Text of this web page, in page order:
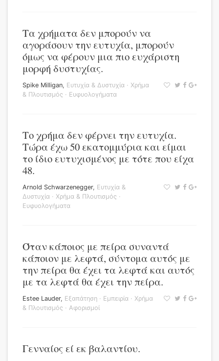
Τα χρήματα δεν μπορούν να
αγοράσουν την ευτυχία, μπορούν
όμως να φέρουν μια πιο ευχάριστη
μορφή δυστυχίας.
Spike Milligan, Ευτυχία & Δυστυχία · Χρήμα
& Πλουτισμός · Ευφυολογήματα
Το χρήμα δεν φέρνει την ευτυχία.
Τώρα έχω 50 εκατομμύρια και είμαι
το ίδιο ευτυχισμένος με τότε που είχα
48.
Arnold Schwarzenegger, Ευτυχία &
Δυστυχία · Χρήμα & Πλουτισμός ·
Ευφυολογήματα
Όταν κάποιος με πείρα συναντά
κάποιον με λεφτά, σύντομα αυτός με
την πείρα θα έχει τα λεφτά και αυτός
με τα λεφτά θα έχει την πείρα.
Estee Lauder, Εξαπάτηση · Εμπειρία · Χρήμα
& Πλουτισμός · Αφορισμοί
Γενναίος εί εκ βαλαντίου.